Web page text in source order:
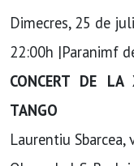
Dimecres, 25 de
22:00h |Paranimf
CONCERT DE
TANGO
Laurentiu Sbarcea,